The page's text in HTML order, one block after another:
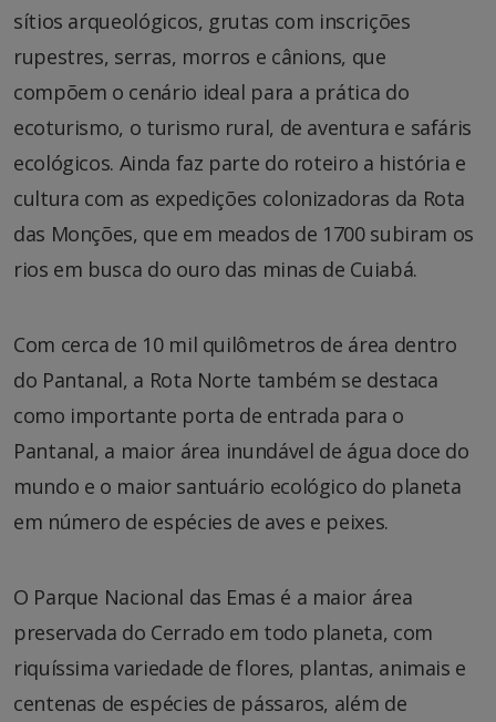
sítios arqueológicos, grutas com inscrições
rupestres, serras, morros e cânions, que
compõem o cenário ideal para a prática do
ecoturismo, o turismo rural, de aventura e safáris
ecológicos. Ainda faz parte do roteiro a história e
cultura com as expedições colonizadoras da Rota
das Monções, que em meados de 1700 subiram os
rios em busca do ouro das minas de Cuiabá.
Com cerca de 10 mil quilômetros de área dentro
do Pantanal, a Rota Norte também se destaca
como importante porta de entrada para o
Pantanal, a maior área inundável de água doce do
mundo e o maior santuário ecológico do planeta
em número de espécies de aves e peixes.
O Parque Nacional das Emas é a maior área
preservada do Cerrado em todo planeta, com
riquíssima variedade de flores, plantas, animais e
centenas de espécies de pássaros, além de